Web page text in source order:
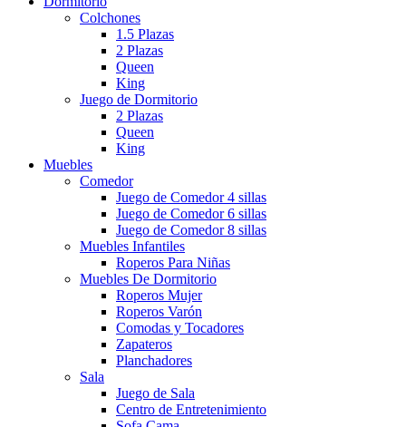
Colchones
1.5 Plazas
2 Plazas
Queen
King
Juego de Dormitorio
2 Plazas
Queen
King
Muebles
Comedor
Juego de Comedor 4 sillas
Juego de Comedor 6 sillas
Juego de Comedor 8 sillas
Muebles Infantiles
Roperos Para Niñas
Muebles De Dormitorio
Roperos Mujer
Roperos Varón
Comodas y Tocadores
Zapateros
Planchadores
Sala
Juego de Sala
Centro de Entretenimiento